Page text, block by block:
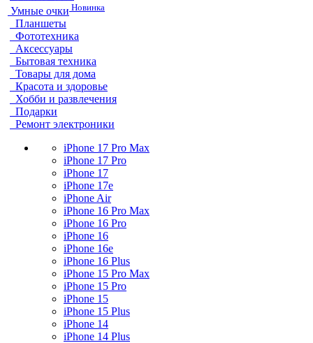
Умные очки Новинка
Планшеты
Фототехника
Аксессуары
Бытовая техника
Товары для дома
Красота и здоровье
Хобби и развлечения
Подарки
Ремонт электроники
iPhone 17 Pro Max
iPhone 17 Pro
iPhone 17
iPhone 17e
iPhone Air
iPhone 16 Pro Max
iPhone 16 Pro
iPhone 16
iPhone 16e
iPhone 16 Plus
iPhone 15 Pro Max
iPhone 15 Pro
iPhone 15
iPhone 15 Plus
iPhone 14
iPhone 14 Plus